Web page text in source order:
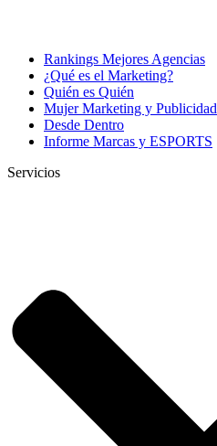
Rankings Mejores Agencias
¿Qué es el Marketing?
Quién es Quién
Mujer Marketing y Publicidad
Desde Dentro
Informe Marcas y ESPORTS
Servicios